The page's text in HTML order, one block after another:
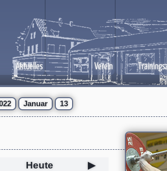
Aktuelles Verein
Januar 13
Heute
▶